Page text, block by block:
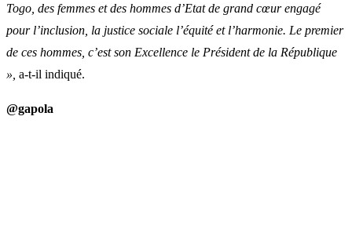
Togo, des femmes et des hommes d’Etat de grand cœur engagé
pour l’inclusion, la justice sociale l’équité et l’harmonie. Le premier
de ces hommes, c’est son Excellence le Président de la République
», a-t-il indiqué.
@gapola